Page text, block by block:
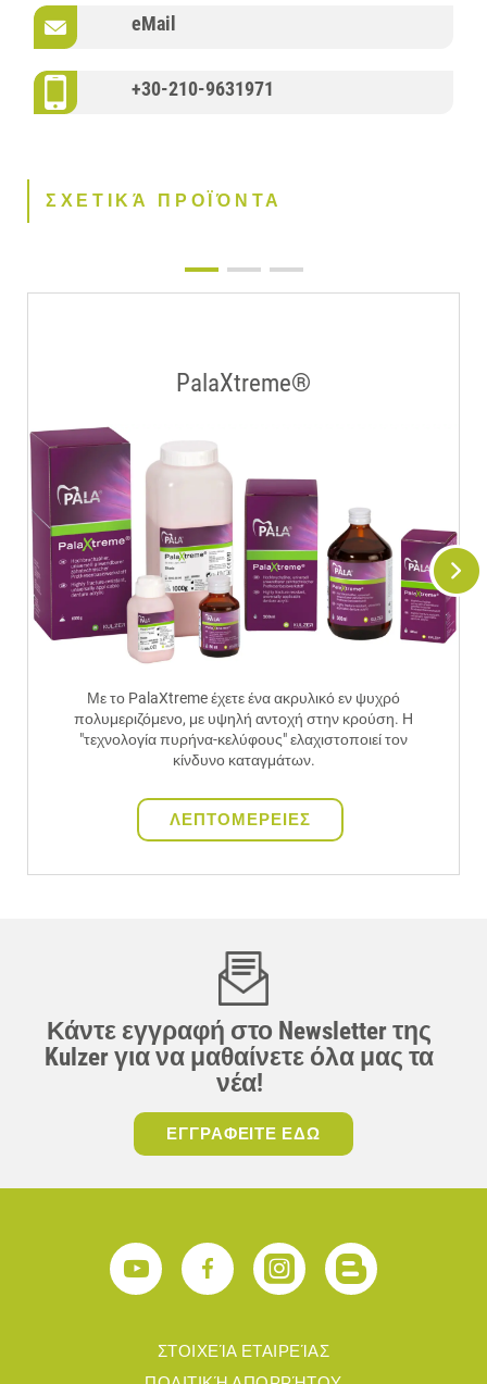
eMail
+30-210-9631971
ΣΧΕΤΙΚΆ ΠΡΟΪΌΝΤΑ
PalaXtreme®
Με το PalaXtreme έχετε ένα ακρυλικό εν ψυχρό
πολυμεριζόμενο, με υψηλή αντοχή στην κρούση. Η
"τεχνολογία πυρήνα-κελύφους" ελαχιστοποιεί τον
κίνδυνο καταγμάτων.
ΛΕΠΤΟΜΕΡΕΙΕΣ
Κάντε εγγραφή στο Newsletter της
Kulzer για να μαθαίνετε όλα μας τα
νέα!
ΕΓΓΡΑΦΕΙΤΕ ΕΔΩ
ΣΤΟΙΧΕΊΑ ΕΤΑΙΡΕΊΑΣ